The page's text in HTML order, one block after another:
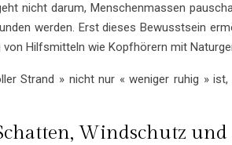
nicht darum, Menschenmassen
werden. Erst dieses Bewusstsein
Hilfsmitteln wie Kopfhörern mit
Strand » nicht nur « weniger ruhig »
Windschutz